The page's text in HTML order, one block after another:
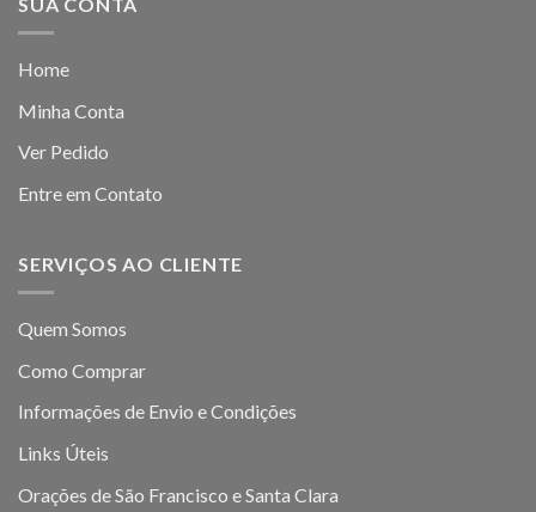
Home
Minha Conta
Ver Pedido
Entre em Contato
SERVIÇOS AO CLIENTE
Quem Somos
Como Comprar
Informações de Envio e Condições
Links Úteis
Orações de São Francisco e Santa Clara